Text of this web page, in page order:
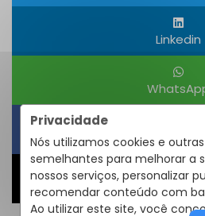
Privacidade
Nós utilizamos cookies e
semelhantes para melhorar a
nossos serviços, personalizar
recomendar conteúdo com
Ao utilizar este site, você
Linkedin
Obter um